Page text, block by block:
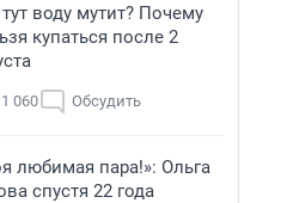
воду мутит? Почему
купаться после 2
1 060 Обсудить
любимая пара!»: Ольга
спустя 22 года